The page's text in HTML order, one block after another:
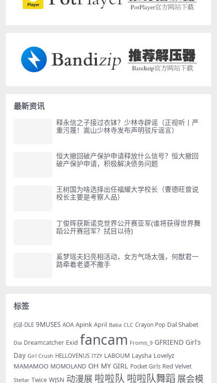
最新资讯
释永信之子接过衣钵？少林寺辟谣（正视听丨严
重污蔑！嵩山少林寺发布声明驳斥谣言）
恒大撤回破产保护申请释放什么信号？恒大撤回
破产保护申请，积极解决债务问题
王树国为啥选择出任福耀大学校长（曹德旺曾说
校长主要是考察人品）
丁俊晖获斯诺克世界公开赛亚军(谁将获得世界舞
蹈公开赛冠军？拭目以待)
奚梦瑶夫妇亮相活动，女方气场太强，何猷君一
路牵着老婆不撒手
标签
(G)I-DLE 9MUSES AOA Apink April Baba CLC Crayon Pop Dal Shabet
Dia Dreamcatcher Exid fancam Fromis_9 GFRIEND Girl's
Day Girl Crush HELLOVENUS ITZY LABOUM Laysha Lovelyz
MAMAMOO MOMOLAND OH MY GIRL Pocket Girls Red Velvet
Stellar Twice WJSN 动漫展 啦啦队 啦啦队舞蹈 展会模